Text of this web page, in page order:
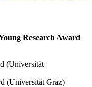
Research Award
(Universität
(Universität Graz)